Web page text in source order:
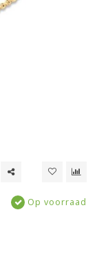
Op voorraad